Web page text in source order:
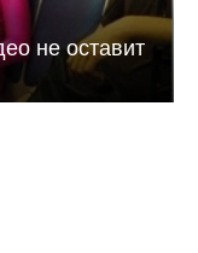
не оставит